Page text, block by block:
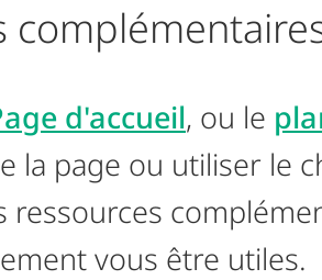
d'accueil, ou le
la page ou utiliser le
vous être utiles.